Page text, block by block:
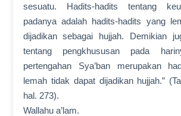
sesuatu. Hadits-hadits tentang
padanya adalah hadits-hadits yang
dijadikan sebagai hujjah. Demikian
tentang pengkhususan pada
pertengahan Sya’ban merupakan
lemah tidak dapat dijadikan hujjah.”
hal. 273).
Wallahu a’lam.